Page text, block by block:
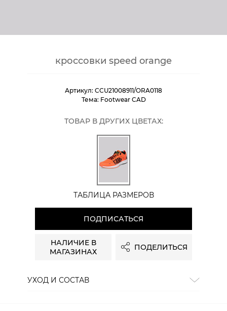
кросcовки speed orange
Артикул: CCU21008911/ORA0118
Тема: Footwear CAD
ТОВАР В ДРУГИХ ЦВЕТАХ:
ТАБЛИЦА РАЗМЕРОВ
ПОДПИСАТЬСЯ
НАЛИЧИЕ В
МАГАЗИНАХ
ПОДЕЛИТЬСЯ
УХОД И СОСТАВ